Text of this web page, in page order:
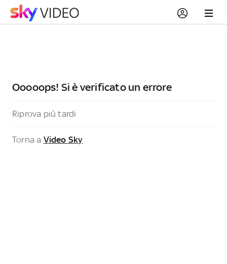
Ooooops! Si è verificato un errore
Riprova più tardi
Torna a Video Sky